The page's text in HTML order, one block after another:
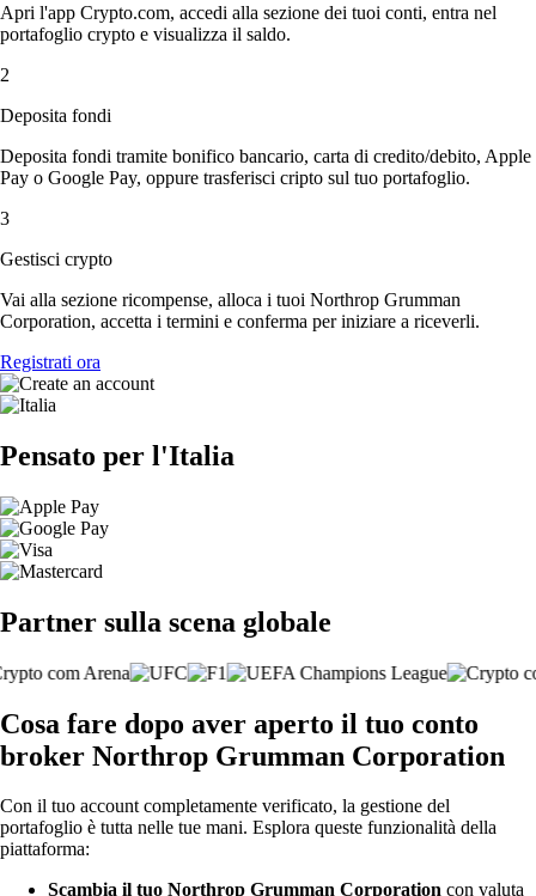
Apri l'app Crypto.com, accedi alla sezione dei tuoi conti, entra nel
portafoglio crypto e visualizza il saldo.
2
Deposita fondi
Deposita fondi tramite bonifico bancario, carta di credito/debito, Apple
Pay o Google Pay, oppure trasferisci cripto sul tuo portafoglio.
3
Gestisci crypto
Vai alla sezione ricompense, alloca i tuoi Northrop Grumman
Corporation, accetta i termini e conferma per iniziare a riceverli.
Registrati ora
Pensato per l'Italia
Partner sulla scena globale
Cosa fare dopo aver aperto il tuo conto
broker Northrop Grumman Corporation
Con il tuo account completamente verificato, la gestione del
portafoglio è tutta nelle tue mani. Esplora queste funzionalità della
piattaforma:
Scambia il tuo Northrop Grumman Corporation con valuta